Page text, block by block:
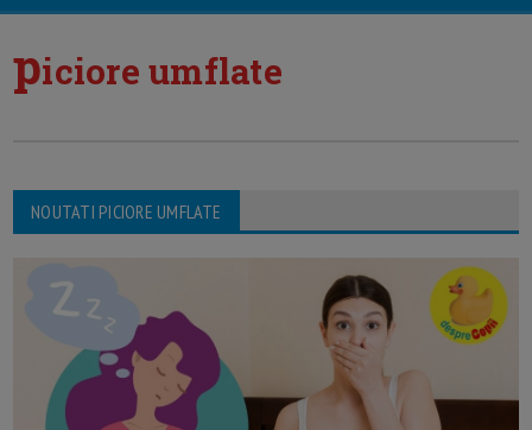
piciore umflate
NOUTATI PICIORE UMFLATE